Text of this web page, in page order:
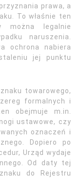
prawa, a
To właśnie ten
można legalnie
naruszenia.
ochrona nabiera
jej punktu
towarowego,
formalnych i
obejmuje m.in.
ustawowe, czy
oznaczeń i
Dopiero po
Urząd wydaje
Od daty tej
do Rejestru